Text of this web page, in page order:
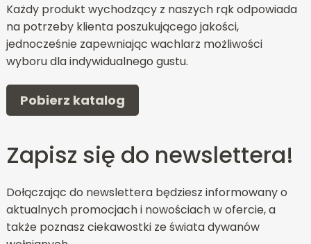
Każdy produkt wychodzący z naszych rąk odpowiada
na potrzeby klienta poszukującego jakości,
jednocześnie zapewniając wachlarz możliwości
wyboru dla indywidualnego gustu.
Pobierz katalog
Zapisz się do newslettera!
Dołączając do newslettera będziesz informowany o
aktualnych promocjach i nowościach w ofercie, a
także poznasz ciekawostki ze świata dywanów